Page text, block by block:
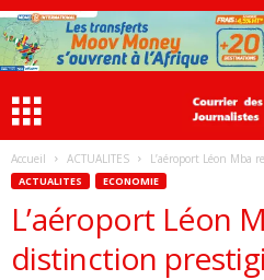
Accueil ACTUALITES L’aéroport Léon Mba
ACTUALITES ECONOMIE
L’aéroport Léon
distinction